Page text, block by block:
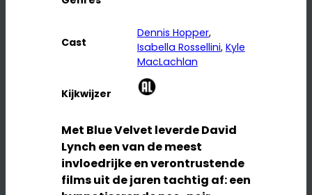
Cast
Dennis Hopper,
Isabella Rossellini, Kyle
MacLachlan
Kijkwijzer
Met Blue Velvet leverde David
Lynch een van de meest
invloedrijke en verontrustende
films uit de jaren tachtig af: een